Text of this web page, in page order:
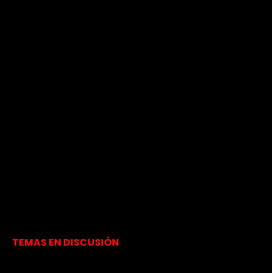
TEMAS EN DISCUSIÓN